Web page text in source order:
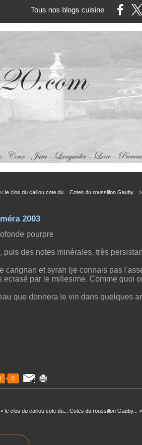
Tous nos blogs cuisine
le clos du caillou cote du... Cotes du roussillon Gauby...
2003
pourpre
puis des notes minérales. très
carignan et syrah (je connais pas
ecrasé par le millesime. Comme quoi
que donnera le vin dans quelques
0
le clos du caillou cote du... Cotes du roussillon Gauby...